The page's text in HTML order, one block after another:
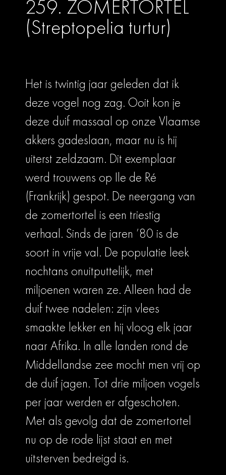
259. ZOMERTORTEL
(Streptopelia turtur)
Het is twintig jaar geleden dat ik
deze vogel nog zag. Ooit kon je
deze duif massaal op onze Vlaamse
akkers gadeslaan, maar nu is hij
uiterst zeldzaam. Dit exemplaar
werd trouwens op Ile de Ré
(Frankrijk) gespot. De neergang van
de zomertortel is een triestig
verhaal. Sinds de jaren ’80 is de
soort in vrije val. De populatie leek
nochtans onuitputtelijk, met
miljoenen waren ze. Alleen had de
duif twee nadelen: zijn vlees
smaakte lekker en hij vloog elk jaar
naar Afrika. In alle landen rond de
Middellandse zee mocht men vrij op
de duif jagen. Tot drie miljoen vogels
per jaar werden er afgeschoten.
Met als gevolg dat de zomertortel
nu op de rode lijst staat en met
uitsterven bedreigd is.